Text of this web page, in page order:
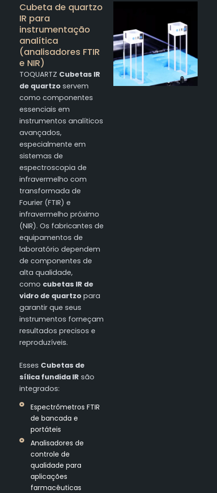
Cubeta de quartzo
IR para
instrumentação
analítica
(analisadores FTIR
e NIR)
TOQUARTZ Cubetas IR
de quartzo servem
como componentes
essenciais em
instrumentos analíticos
avançados,
especialmente em
sistemas de
espectroscopia de
infravermelho com
transformada de
Fourier (FTIR) e
infravermelho próximo
(NIR). Os fabricantes de
equipamentos de
laboratório dependem
de componentes de
alta qualidade,
como cubetas IR de
vidro de quartzo para
garantir que seus
instrumentos forneçam
resultados precisos e
reproduzíveis.
Esses Cubetas de
sílica fundida IR são
integrados:
Espectrômetros FTIR
de bancada e
portáteis
Analisadores de
controle de
qualidade para
aplicações
farmacêuticas